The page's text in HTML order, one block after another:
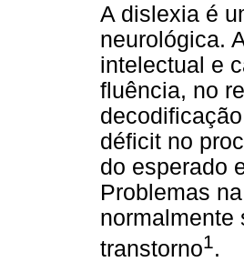
A dislexia é
neurológica.
intelectual e
fluência, no
déficit no
do esperado
Problemas
normalmente
transtorno1.